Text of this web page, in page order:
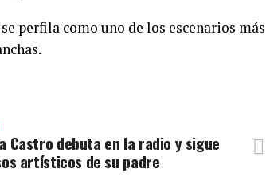
perfila como uno de los escenarios más
Castro debuta en la radio y sigue
artísticos de su padre